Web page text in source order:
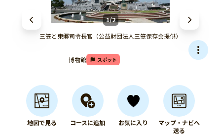
1/2
三笠と東郷司令長官（公益財団法人三笠保存会提供）
博物館 スポット
地図で見る コースに追加 お気に入り
マップ・ナビへ
送る